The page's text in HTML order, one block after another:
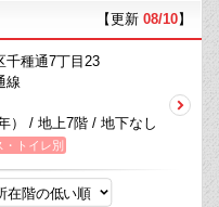
【更新 08/10】
千種通7丁目23
線
） / 地上7階 / 地下なし
・トイレ別